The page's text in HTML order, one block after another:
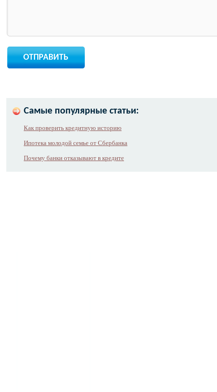
Самые популярные статьи:
Как проверить кредитную историю
Ипотека молодой семье от Сбербанка
Почему банки отказывают в кредите